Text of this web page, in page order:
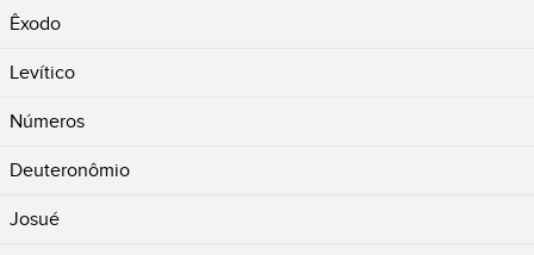
Êxodo
Levítico
Números
Deuteronômio
Josué